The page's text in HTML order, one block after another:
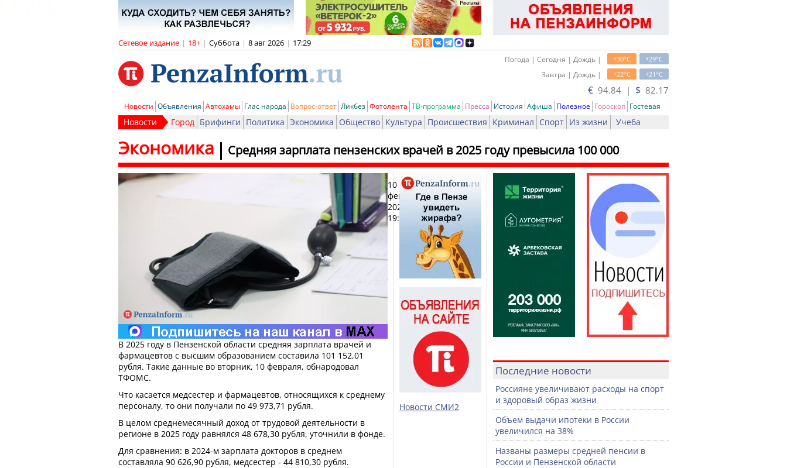
Сетевое издание | 18+ | Суббота | 8 авг 2026 | 17:29
+29oC
+30oC
Погода | Сегодня | Дождь |
+21oC
+22oC
Завтра | Дождь |
€ 94.84 | $ 82.17
Новости Объявления Автохамы Глас народа Вопрос-ответ Ликбез Фотолента ТВ-программа Пресса История Афиша Полезное Гороскоп Гостевая
Новости Город Брифинги Политика Экономика Общество Культура Происшествия Криминал Спорт Из жизни Учеба
Средняя зарплата пензенских врачей в 2025 году превысила 100 000
Экономика
10
февраля
2026,
19:39
Печать
В 2025 году в Пензенской области средняя зарплата врачей и
фармацевтов с высшим образованием составила 101 152,01
рубля. Такие данные во вторник, 10 февраля, обнародовал
ТФОМС.
Что касается медсестер и фармацевтов, относящихся к среднему
персоналу, то они получали по 49 973,71 рубля.
В целом среднемесячный доход от трудовой деятельности в
регионе в 2025 году равнялся 48 678,30 рубля, уточнили в фонде.
Для сравнения: в 2024-м зарплата докторов в среднем
составляла 90 626,90 рубля, медсестер - 44 810,30 рубля.
Новости СМИ2
Последние новости
Россияне увеличивают расходы на спорт
и здоровый образ жизни
Объем выдачи ипотеки в России
увеличился на 38%
Названы размеры средней пенсии в
России и Пензенской области